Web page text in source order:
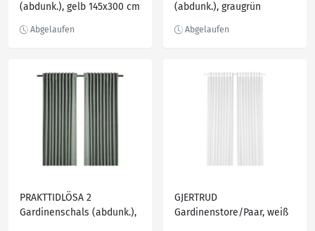
(abdunk.), gelb 145x300 cm
(abdunk.), graugrün
PRAKTTIDLÖSA 2
Gardinenschals (abdunk.),
GJERTRUD
Gardinenstore/Paar, weiß